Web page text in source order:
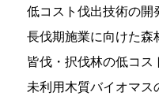
低コスト伐出技術の開
長伐期施業に向けた森
皆伐・択伐林の低コス
未利用木質バイオマス